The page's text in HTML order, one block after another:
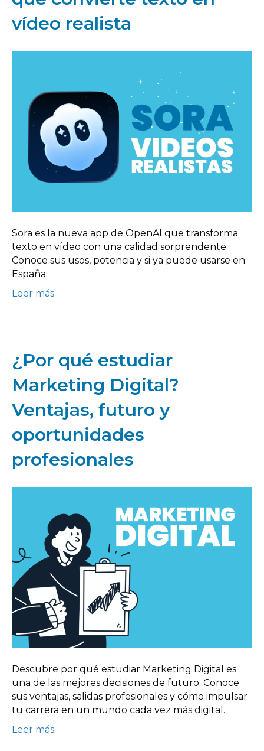
vídeo realista
Sora es la nueva app de OpenAI que transforma
texto en vídeo con una calidad sorprendente.
Conoce sus usos, potencia y si ya puede usarse en
España.
Leer más
¿Por qué estudiar
Marketing Digital?
Ventajas, futuro y
oportunidades
profesionales
Descubre por qué estudiar Marketing Digital es
una de las mejores decisiones de futuro. Conoce
sus ventajas, salidas profesionales y cómo impulsar
tu carrera en un mundo cada vez más digital.
Leer más